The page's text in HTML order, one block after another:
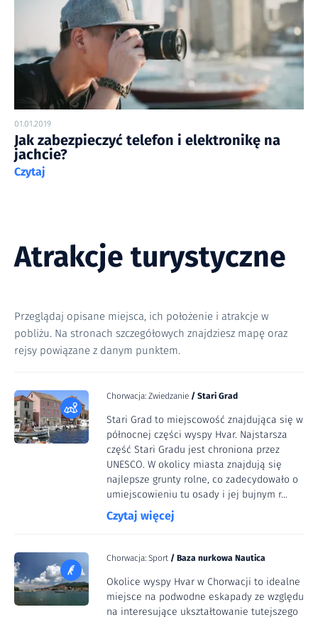
01.01.2019
Jak zabezpieczyć telefon i elektronikę na
jachcie?
Czytaj
Atrakcje turystyczne
Przeglądaj opisane miejsca, ich położenie i atrakcje w
pobliżu. Na stronach szczegółowych znajdziesz mapę oraz
rejsy powiązane z danym punktem.
Chorwacja: Zwiedzanie / Stari Grad
Stari Grad to miejscowość znajdująca się w
północnej części wyspy Hvar. Najstarsza
część Stari Gradu jest chroniona przez
UNESCO. W okolicy miasta znajdują się
najlepsze grunty rolne, co zadecydowało o
umiejscowieniu tu osady i jej bujnym r...
Czytaj więcej
Chorwacja: Sport / Baza nurkowa Nautica
Okolice wyspy Hvar w Chorwacji to idealne
miejsce na podwodne eskapady ze względu
na interesujące ukształtowanie tutejszego